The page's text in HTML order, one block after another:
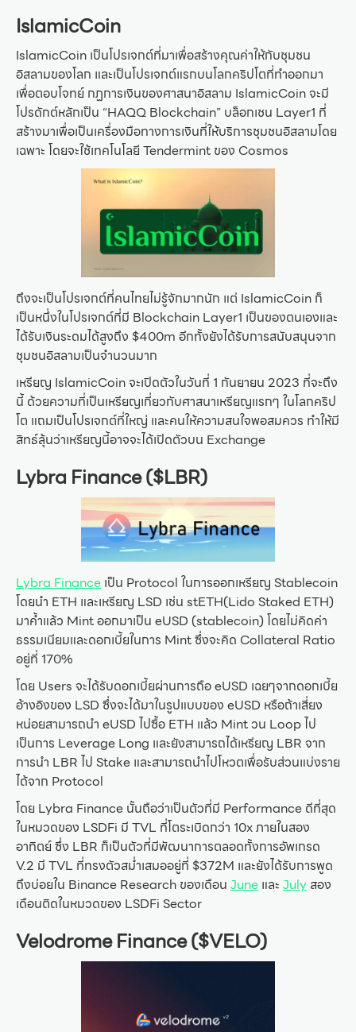
IslamicCoin
IslamicCoin เป็นโปรเจกต์ที่มาเพื่อสร้างคุณค่าให้กับชุมชน
อิสลามของโลก และเป็นโปรเจกต์แรกบนโลกคริปโตที่ทำออกมา
เพื่อตอบโจทย์ กฏการเงินของศาสนาอิสลาม IslamicCoin จะมี
โปรดักต์หลักเป็น “HAQQ Blockchain” บล็อกเชน Layer1 ที่
สร้างมาเพื่อเป็นเครื่องมือทางการเงินที่ให้บริการชุมชนอิสลามโดย
เฉพาะ โดยจะใช้เทคโนโลยี Tendermint ของ Cosmos
ถึงจะเป็นโปรเจกต์ที่คนไทยไม่รู้จักมากนัก แต่ IslamicCoin ก็
เป็นหนึ่งในโปรเจกต์ที่มี Blockchain Layer1 เป็นของตนเองและ
ได้รับเงินระดมได้สูงถึง $400m อีกทั้งยังได้รับการสนับสนุนจาก
ชุมชนอิสลามเป็นจำนวนมาก
เหรียญ IslamicCoin จะเปิดตัวในวันที่ 1 กันยายน 2023 ที่จะถึง
นี้ ด้วยความที่เป็นเหรียญเกี่ยวกับศาสนาเหรียญแรกๆ ในโลกคริป
โต แถมเป็นโปรเจกต์ที่ใหญ่ และคนให้ความสนใจพอสมควร ทำให้มี
สิทธ์ลุ้นว่าเหรียญนี้อาจจะได้เปิดตัวบน Exchange
Lybra Finance ($LBR)
Lybra Finance เป็น Protocol ในการออกเหรียญ Stablecoin
โดยนำ ETH และเหรียญ LSD เช่น stETH(Lido Staked ETH)
มาค้ำแล้ว Mint ออกมาเป็น eUSD (stablecoin) โดยไม่คิดค่า
ธรรมเนียมและดอกเบี้ยในการ Mint ซึ่งจะคิด Collateral Ratio
อยู่ที่ 170%
โดย Users จะได้รับดอกเบี้ยผ่านการถือ eUSD เฉยๆจากดอกเบี้ย
อ้างอิงของ LSD ซึ่งจะได้มาในรูปแบบของ eUSD หรือถ้าเสี่ยง
หน่อยสามารถนำ eUSD ไปซื้อ ETH แล้ว Mint วน Loop ไป
เป็นการ Leverage Long และยังสามารถได้เหรียญ LBR จาก
การนำ LBR ไป Stake และสามารถนำไปโหวตเพื่อรับส่วนแบ่งราย
ได้จาก Protocol
โดย Lybra Finance นั้นถือว่าเป็นตัวที่มี Performance ดีที่สุด
ในหมวดของ LSDFi มี TVL ที่โตระเบิดกว่า 10x ภายในสอง
อาทิตย์ ซึ่ง LBR ก็เป็นตัวที่มีพัฒนาการตลอดทั้งการอัพเกรด
V.2 มี TVL ที่ทรงตัวสม่ำเสมออยู่ที่ $372M และยังได้รับการพูด
ถึงบ่อยใน Binance Research ของเดือน June และ July สอง
เดือนติดในหมวดของ LSDFi Sector
Velodrome Finance ($VELO)